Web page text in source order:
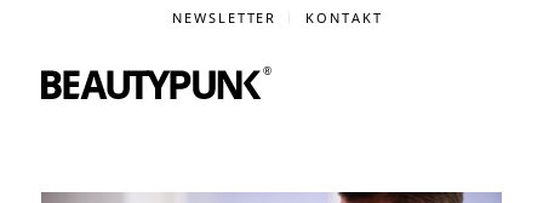
NEWSLETTER KONTAKT